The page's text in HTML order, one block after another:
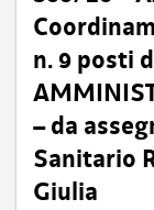
n. 9 posti
– da
Sanitario
Giulia